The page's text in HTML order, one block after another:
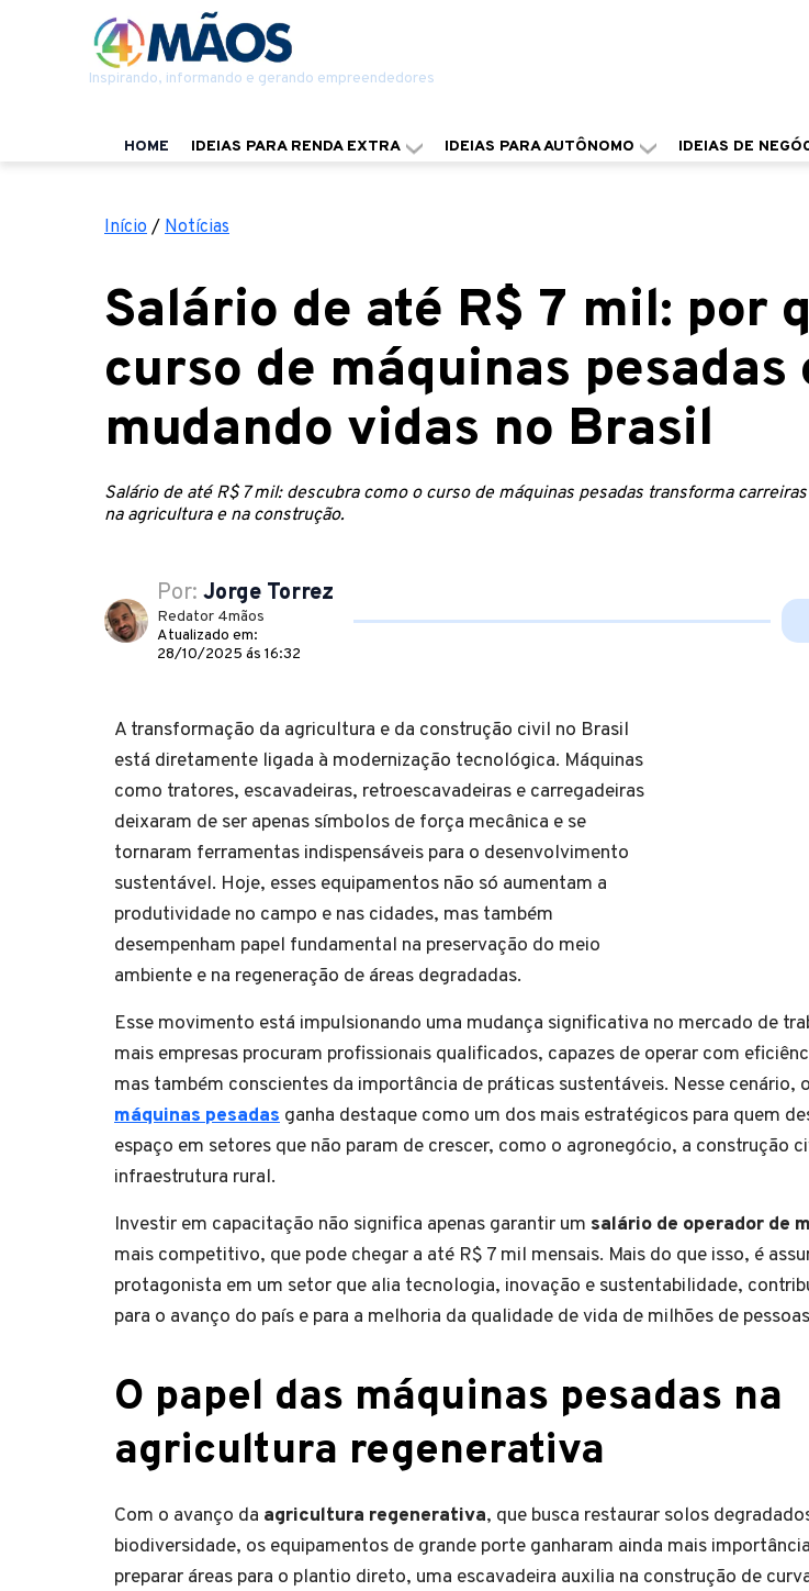
Inspirando, informando e gerando empreendedores
HOME IDEIAS PARA RENDA EXTRA IDEIAS PARA AUTÔNOMO IDEIAS DE
Início / Notícias
Salário de até R$ 7 mil: por
curso de máquinas pesadas
mudando vidas no Brasil
Salário de até R$ 7 mil: descubra como o curso de máquinas pesadas transforma
na agricultura e na construção.
Por: Jorge Torrez
Redator 4mãos
Atualizado em:
28/10/2025 ás 16:32
A transformação da agricultura e da construção civil no Brasil
está diretamente ligada à modernização tecnológica. Máquinas
como tratores, escavadeiras, retroescavadeiras e carregadeiras
deixaram de ser apenas símbolos de força mecânica e se
tornaram ferramentas indispensáveis para o desenvolvimento
sustentável. Hoje, esses equipamentos não só aumentam a
produtividade no campo e nas cidades, mas também
desempenham papel fundamental na preservação do meio
ambiente e na regeneração de áreas degradadas.
Esse movimento está impulsionando uma mudança significativa no mercado de
mais empresas procuram profissionais qualificados, capazes de operar com
mas também conscientes da importância de práticas sustentáveis. Nesse cenário, o
máquinas pesadas ganha destaque como um dos mais estratégicos para quem
espaço em setores que não param de crescer, como o agronegócio, a construção
infraestrutura rural.
Investir em capacitação não significa apenas garantir um salário de operador de
mais competitivo, que pode chegar a até R$ 7 mil mensais. Mais do que isso, é
protagonista em um setor que alia tecnologia, inovação e sustentabilidade,
para o avanço do país e para a melhoria da qualidade de vida de milhões de
O papel das máquinas pesadas na
agricultura regenerativa
Com o avanço da agricultura regenerativa, que busca restaurar solos
biodiversidade, os equipamentos de grande porte ganharam ainda mais
preparar áreas para o plantio direto, uma escavadeira auxilia na construção de